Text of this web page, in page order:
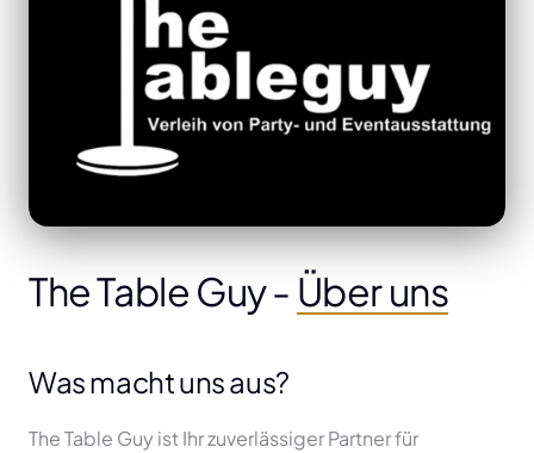
The Table Guy - Über uns
Was macht uns aus?
The Table Guy ist Ihr zuverlässiger Partner für